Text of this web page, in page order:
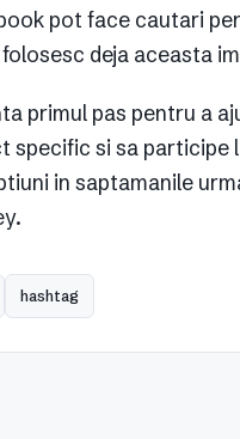
pot face cautari
deja aceasta
primul pas pentru a
specific si sa
in saptamanile
hashtag